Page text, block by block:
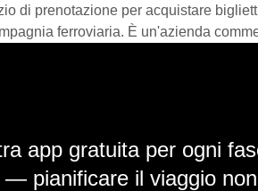
di prenotazione per acquistare
ferroviaria. È un'azienda
app gratuita per ogni
— pianificare il viaggio